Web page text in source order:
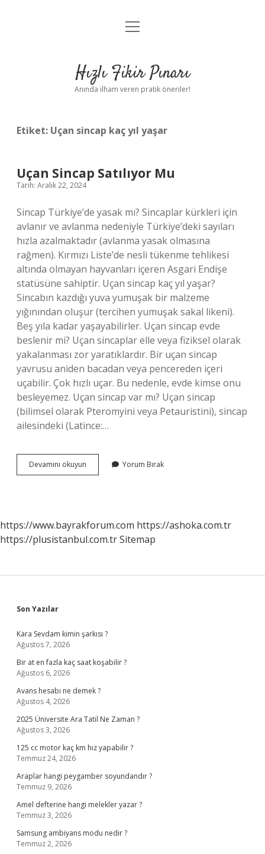
Anasayfa
Yasal Uyarı
menüyü
Hızlı Fikir Pınarı
Anında ilham veren pratik öneriler!
Etiket: Uçan sincap kaç yıl yaşar
Uçan Sincap Satılıyor Mu
Tarih: Aralık 22, 2024
Sincap Türkiye’de yasak mı? Sincaplar kürkleri için
avlanır ve avlanma nedeniyle Türkiye’deki sayıları
hızla azalmaktadır (avlanma yasak olmasına
rağmen). Kırmızı Liste’de nesli tükenme tehlikesi
altında olmayan hayvanları içeren Asgari Endişe
statüsüne sahiptir. Uçan sincap kaç yıl yaşar?
Sincabın kazdığı yuva yumuşak bir malzeme
yığınından oluşur (tercihen yumuşak sakal likeni).
Beş yıla kadar yaşayabilirler. Uçan sincap evde
beslenir mi? Uçan sincaplar elle veya fiziksel olarak
yakalanması zor yaratıklardır. Bir uçan sincap
yavrusu aniden bacadan veya pencereden içeri
uçabilir. Çok hızlı uçar. Bu nedenle, evde kimse onu
besleyemez. Uçan sincap var mı? Uçan sincap
(bilimsel olarak Pteromyini veya Petauristini), sincap
ailesindeki (Latince:…
Devamını okuyun
Sincap
Yorum Bırak
https://www.bayrakforum.com https://ashoka.com.tr
https://plusistanbul.com.trSitemap
Sidebar
Son Yazılar
Kara Sevdam kimin şarkısı ?
Ağustos 7, 2026
Bir at en fazla kaç saat koşabilir ?
Ağustos 6, 2026
Avans hesabı ne demek ?
Ağustos 4, 2026
2025 Üniversite Ara Tatil Ne Zaman ?
Ağustos 3, 2026
125 cc motor kaç km hız yapabilir ?
Temmuz 24, 2026
Araplar hangi peygamber soyundandır ?
Temmuz 9, 2026
Amel defterine hangi melekler yazar ?
Temmuz 3, 2026
Samsung ambiyans modu nedir ?
Temmuz 2, 2026